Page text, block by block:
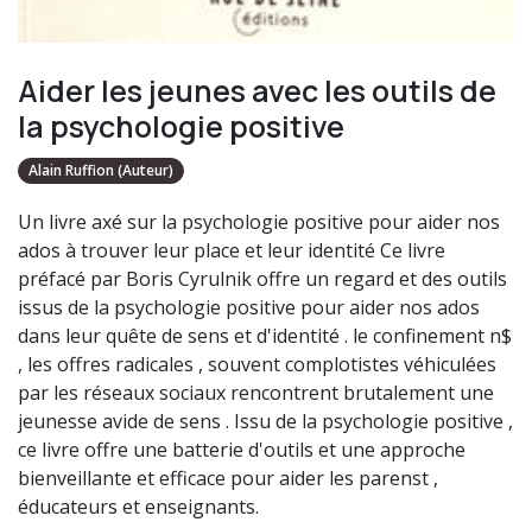
Aider les jeunes avec les outils de
la psychologie positive
Alain Ruffion (Auteur)
Un livre axé sur la psychologie positive pour aider nos
ados à trouver leur place et leur identité Ce livre
préfacé par Boris Cyrulnik offre un regard et des outils
issus de la psychologie positive pour aider nos ados
dans leur quête de sens et d'identité . le confinement n$
, les offres radicales , souvent complotistes véhiculées
par les réseaux sociaux rencontrent brutalement une
jeunesse avide de sens . Issu de la psychologie positive ,
ce livre offre une batterie d'outils et une approche
bienveillante et efficace pour aider les parenst ,
éducateurs et enseignants.